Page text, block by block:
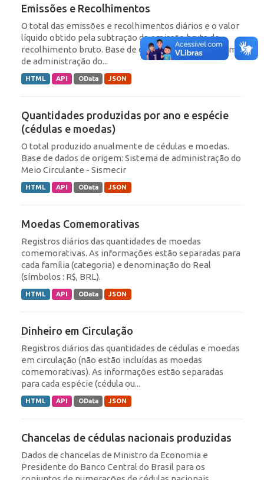
Emissões e Recolhimentos
O total das emissões e recolhimentos diários e o valor
líquido obtido pela subtração da emissão bruta do
recolhimento bruto. Base de dados de origem: Sistema
de administração do...
HTML API OData JSON
Quantidades produzidas por ano e espécie
(cédulas e moedas)
O total produzido anualmente de cédulas e moedas.
Base de dados de origem: Sistema de administração do
Meio Circulante - Sismecir
HTML API OData JSON
Moedas Comemorativas
Registros diários das quantidades de moedas
comemorativas. As informações estão separadas para
cada família (categoria) e denominação do Real
(símbolos : R$, BRL).
HTML API OData JSON
Dinheiro em Circulação
Registros diários das quantidades de cédulas e moedas
em circulação (não estão incluídas as moedas
comemorativas). As informações estão separadas
para cada espécie (cédula ou...
HTML API OData JSON
Chancelas de cédulas nacionais produzidas
Dados de chancelas de Ministro da Economia e
Presidente do Banco Central do Brasil para os